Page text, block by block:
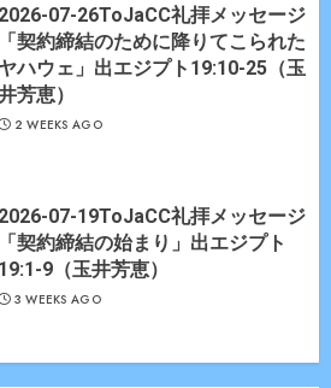
2026-07-26ToJaCC礼拝メッセージ
「契約締結のために降りてこられた
ヤハウェ」出エジプト19:10-25（玉
芳恵）
2 WEEKS AGO
2026-07-19ToJaCC礼拝メッセージ
「契約締結の始まり」出エジプト
19:1-9（玉井芳恵）
3 WEEKS AGO